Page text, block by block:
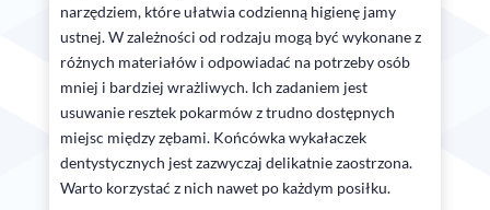
narzędziem, które ułatwia codzienną higienę jamy
ustnej. W zależności od rodzaju mogą być wykonane z
różnych materiałów i odpowiadać na potrzeby osób
mniej i bardziej wrażliwych. Ich zadaniem jest
usuwanie resztek pokarmów z trudno dostępnych
miejsc między zębami. Końcówka wykałaczek
dentystycznych jest zazwyczaj delikatnie zaostrzona.
Warto korzystać z nich nawet po każdym posiłku.